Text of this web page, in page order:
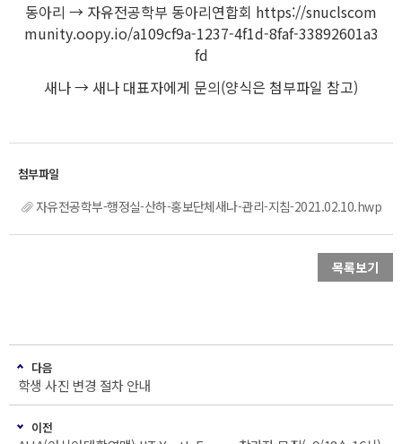
동아리 → 자유전공학부 동아리연합회 https://snuclscom
munity.oopy.io/a109cf9a-1237-4f1d-8faf-33892601a3
fd
새나 → 새나 대표자에게 문의(양식은 첨부파일 참고)
자유전공학부-행정실-산하-홍보단체새나-관리-지침-2021.02.10.hwp
목록보기
다음
학생 사진 변경 절차 안내
이전